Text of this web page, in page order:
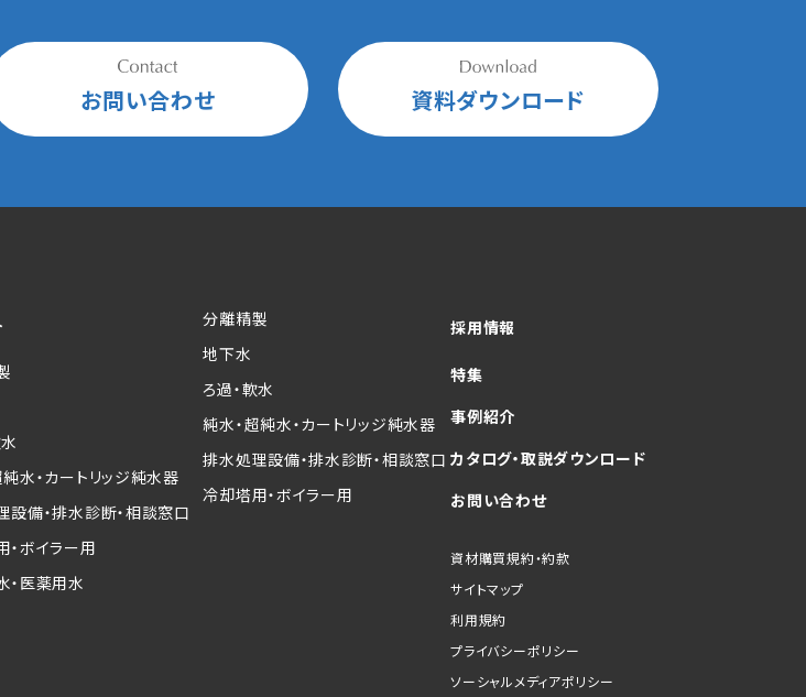
お問い合わせ 資料ダウンロード
純水・カートリッジ純水器
設備・排水診断・相談窓口
・ボイラー用
・医薬用水
分離精製
地下水
ろ過・軟水
純水・超純水・カートリッジ純水器
排水処理設備・排水診断・相談窓口
冷却塔用・ボイラー用
採用情報
特集
事例紹介
カタログ・取説ダウンロード
お問い合わせ
資材購買規約・約款
サイトマップ
利用規約
プライバシーポリシー
ソーシャルメディアポリシー